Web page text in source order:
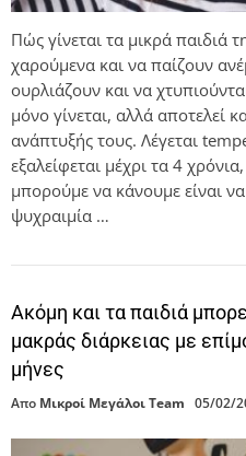
Πώς γίνεται τα μικρά παιδιά
χαρούμενα και να παίζουν
ουρλιάζουν και να
μόνο γίνεται, αλλά αποτελεί
ανάπτυξής τους. Λέγεται
εξαλείφεται μέχρι τα 4
μπορούμε να κάνουμε είναι
ψυχραιμία …
Ακόμη και τα παιδιά
μακράς διάρκειας με
μήνες
Απο Μικροί Μεγάλοι Team 05/02/